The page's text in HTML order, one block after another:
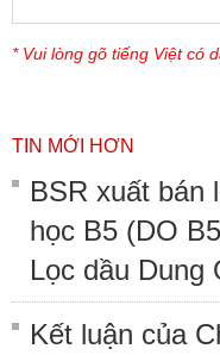
* Vui lòng gõ tiếng Việt có
TIN MỚI HƠN
BSR xuất bán
học B5 (DO
Lọc dầu Dung
Kết luận của